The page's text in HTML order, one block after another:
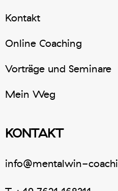
Kontakt
Online Coaching
Vorträge und Seminare
Mein Weg
KONTAKT
info@mentalwin-